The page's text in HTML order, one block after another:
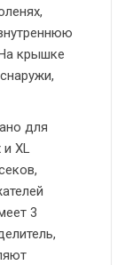
крышке
для
и XL
3